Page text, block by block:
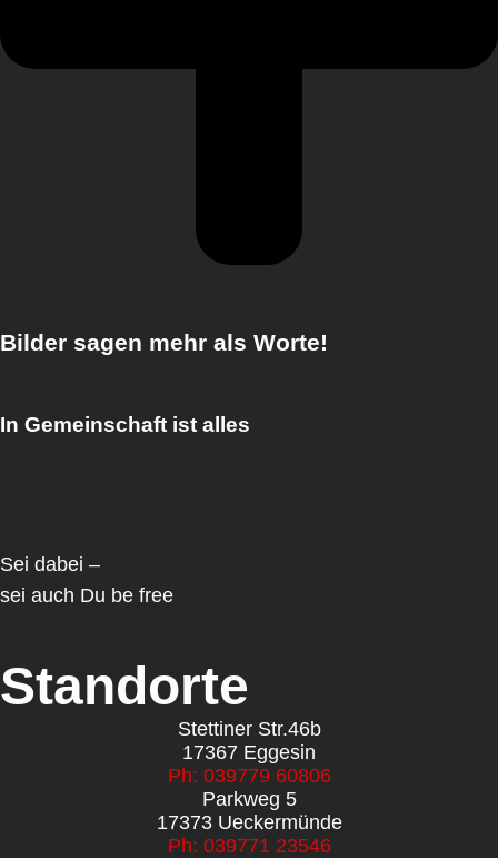
Bilder sagen mehr als Worte!
In Gemeinschaft ist alles
Sei dabei –
sei auch Du be free
Standorte
Stettiner Str.46b
17367 Eggesin
Ph: 039779 60806
Parkweg 5
17373 Ueckermünde
Ph: 039771 23546